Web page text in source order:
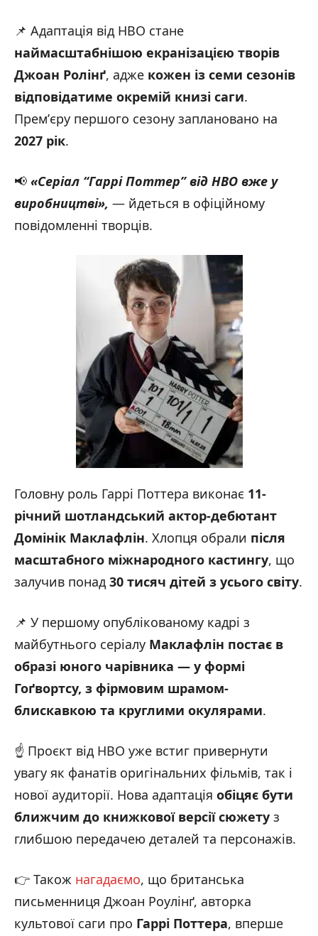
📌 Адаптація від HBO стане
наймасштабнішою екранізацією творів
Джоан Ролінґ, адже кожен із семи сезонів
відповідатиме окремій книзі саги.
Премʼєру першого сезону заплановано на
2027 рік.
📢 «Серіал “Гаррі Поттер” від HBO вже у
виробництві», — йдеться в офіційному
повідомленні творців.
Головну роль Гаррі Поттера виконає 11-
річний шотландський актор-дебютант
Домінік Маклафлін. Хлопця обрали після
масштабного міжнародного кастингу, що
залучив понад 30 тисяч дітей з усього світу.
📌 У першому опублікованому кадрі з
майбутнього серіалу Маклафлін постає в
образі юного чарівника — у формі
Гоґвортсу, з фірмовим шрамом-
блискавкою та круглими окулярами.
☝️ Проєкт від HBO уже встиг привернути
увагу як фанатів оригінальних фільмів, так і
нової аудиторії. Нова адаптація обіцяє бути
ближчим до книжкової версії сюжету з
глибшою передачею деталей та персонажів.
👉 Також нагадаємо, що британська
письменниця Джоан Роулінґ, авторка
культової саги про Гаррі Поттера, вперше